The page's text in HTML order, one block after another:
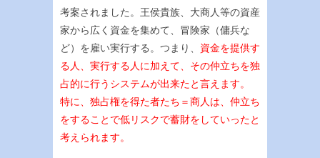
考案されました。王侯貴族、大商人等の資産
家から広く資金を集めて、冒険家（傭兵な
ど）を雇い実行する。つまり、 資金を提供す
る人、実行する人に加えて、その仲立ちを独
占的に行うシステムが出来たと言えます。
特に、独占権を得た者たち＝商人は、仲立ち
をすることで低リスクで蓄財をしていったと
考えられます。